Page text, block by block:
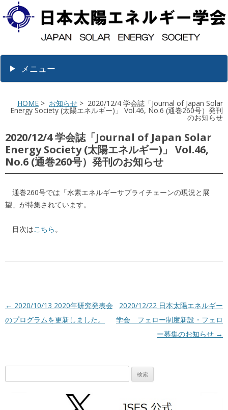
メニュー
HOME > お知らせ > 2020/12/4 学会誌「Journal of Japan Solar
Energy Society (太陽エネルギー)」 Vol.46, No.6 (通巻260号）発刊
のお知らせ
2020/12/4 学会誌「Journal of Japan Solar
Energy Society (太陽エネルギー)」 Vol.46,
No.6 (通巻260号）発刊のお知らせ
通巻260号では「水素エネルギーサプライチェーンの現況と展
望」が特集されています。
目次はこちら。
投稿ナビゲーション
← 2020/10/13 2020年研究発表会
のプログラムを更新しました。
2020/12/22 日本太陽エネルギー
学会 フェロー制度新設・フェロ
ー募集のお知らせ →
索: